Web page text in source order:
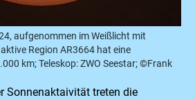
aufgenommen im Weißlicht mit
Region AR3664 hat eine
km; Teleskop: ZWO Seestar; ©Frank
Sonnenaktaivität treten die